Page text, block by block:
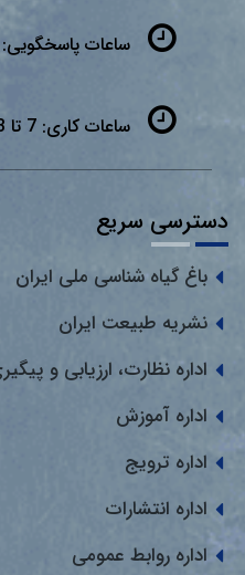
ساعات پاسخگویی:
ساعات کاری: 7 تا 13
دسترسی سریع
باغ گیاه شناسی ملی ایران
نشریه طبیعت ایران
اداره نظارت، ارزیابی و
اداره آموزش
اداره ترویج
اداره انتشارات
اداره روابط عمومی